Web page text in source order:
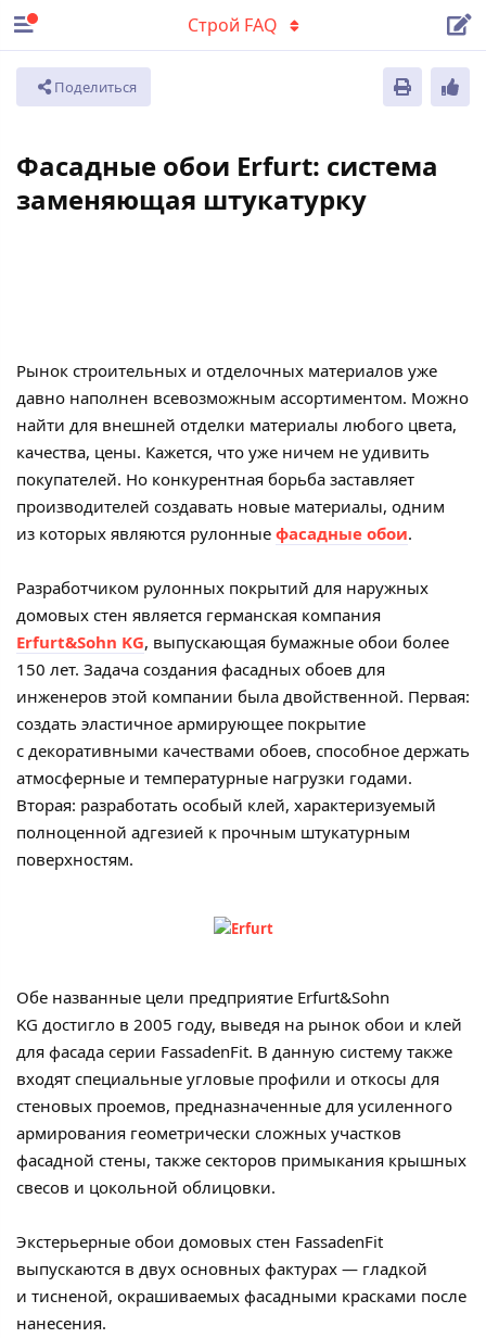
Строй FAQ
Поделиться
Фасадные обои Erfurt: система
заменяющая штукатурку
Рынок строительных и отделочных материалов уже
давно наполнен всевозможным ассортиментом. Можно
найти для внешней отделки материалы любого цвета,
качества, цены. Кажется, что уже ничем не удивить
покупателей. Но конкурентная борьба заставляет
производителей создавать новые материалы, одним
из которых являются рулонные фасадные обои.
Разработчиком рулонных покрытий для наружных
домовых стен является германская компания
Erfurt&Sohn KG, выпускающая бумажные обои более
150 лет. Задача создания фасадных обоев для
инженеров этой компании была двойственной. Первая:
создать эластичное армирующее покрытие
с декоративными качествами обоев, способное держать
атмосферные и температурные нагрузки годами.
Вторая: разработать особый клей, характеризуемый
полноценной адгезией к прочным штукатурным
поверхностям.
Обе названные цели предприятие Erfurt&Sohn
KG достигло в 2005 году, выведя на рынок обои и клей
для фасада серии FassadenFit. В данную систему также
входят специальные угловые профили и откосы для
стеновых проемов, предназначенные для усиленного
армирования геометрически сложных участков
фасадной стены, также секторов примыкания крышных
свесов и цокольной облицовки.
Экстерьерные обои домовых стен FassadenFit
выпускаются в двух основных фактурах — гладкой
и тисненой, окрашиваемых фасадными красками после
нанесения.